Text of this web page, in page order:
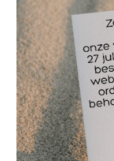
Deze
bewegingen van
de belangrijkste
ook anteflexie,
beperkt.
De brace is
ook compressie
positieve